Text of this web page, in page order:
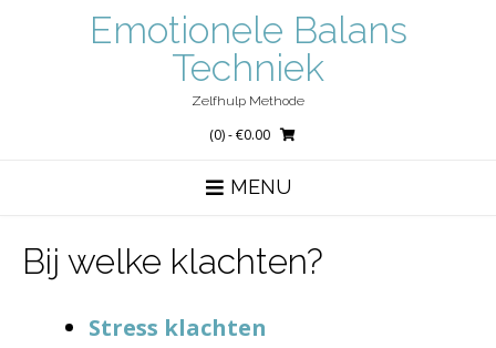
Emotionele Balans
Techniek
Zelfhulp Methode
(0)- €0.00
MENU
Bij welke klachten?
Stress klachten